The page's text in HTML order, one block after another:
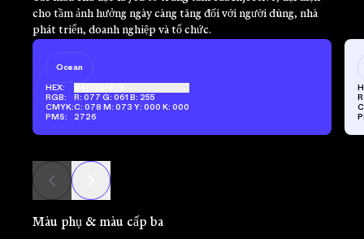
cho tầm ảnh hưởng ngày càng tăng đối với người dùng, nhà
phát triển, doanh nghiệp và tổ chức.
Ocean
HEX:
RGB:
CMYK:
PMS:
R: 077 G: 061 B: 255
C: 078 M: 073 Y: 000 K: 000
2726
Màu phụ & màu cấp ba